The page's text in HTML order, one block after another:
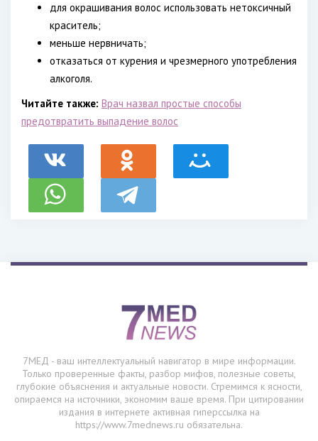
для окрашивания волос использовать нетоксичный
краситель;
меньше нервничать;
отказаться от курения и чрезмерного употребления
алкоголя.
Читайте также: Врач назвал простые способы
предотвратить выпадение волос
7МЕД - ваш интеллектуальный навигатор в мире информации.
Только проверенные факты, разбор мифов, полезные советы,
глубокие объяснения и актуальные новости. Стремимся к ясности,
опираемся на источники, экономим ваше время. При цитировании
издания в интернете активная гиперссылка на
https://www.7mednews.ru обязательна.